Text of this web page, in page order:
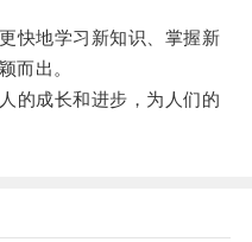
地学习新知识、掌握新
而出。
成长和进步，为人们的